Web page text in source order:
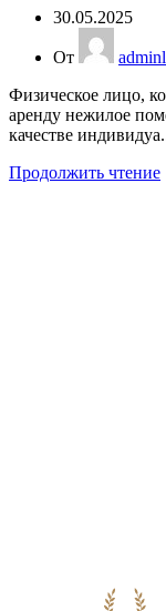
30.05.2025
От
Физическое лицо,
аренду нежилое
качестве
Продолжить чтение